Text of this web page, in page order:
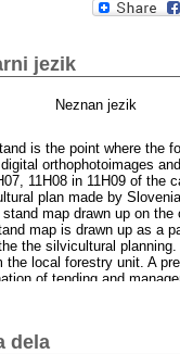
jezik
Neznan jezik
is the point where the
orthophotoimages
11H08 in 11H09 of the
plan made by
stand map drawn up on
map is drawn up as a
the silvicultural
the local forestry unit. A
of tending and
dela